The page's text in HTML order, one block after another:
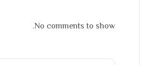
No comments to show.